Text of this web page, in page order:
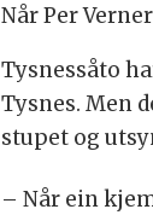
Når Per
Tysnessåto
Tysnes. Men
stupet og
– Når ein